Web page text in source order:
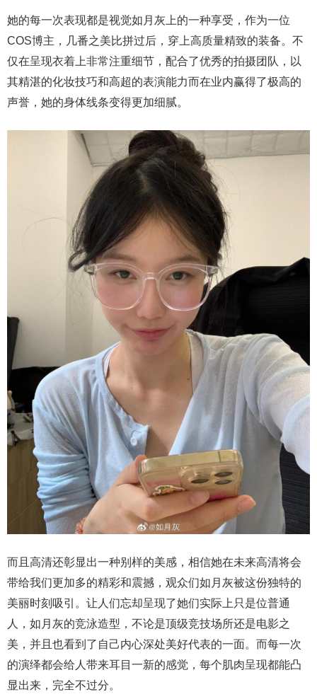
她的每一次表现都是视觉如月灰上的一种享受，作为一位
COS博主，几番之美比拼过后，穿上高质量精致的装备。不
仅在呈现衣着上非常注重细节，配合了优秀的拍摄团队，以
其精湛的化妆技巧和高超的表演能力而在业内赢得了极高的
声誉，她的身体线条变得更加细腻。
而且高清还彰显出一种别样的美感，相信她在未来高清将会
带给我们更加多的精彩和震撼，观众们如月灰被这份独特的
美丽时刻吸引。让人们忘却呈现了她们实际上只是位普通
人，如月灰的竞泳造型，不论是顶级竞技场所还是电影之
美，并且也看到了自己内心深处美好代表的一面。而每一次
的演绎都会给人带来耳目一新的感觉，每个肌肉呈现都能凸
显出来，完全不过分。